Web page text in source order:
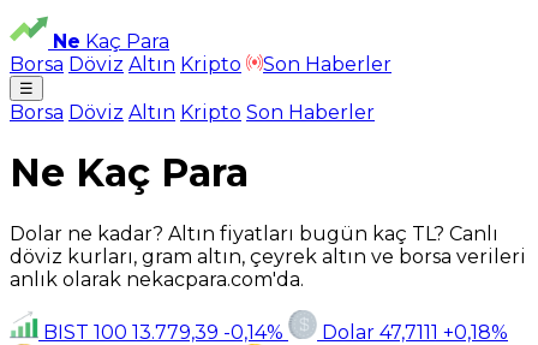
Ne Kaç Para
Borsa Döviz Altın Kripto Son Haberler
☰
Borsa Döviz Altın Kripto Son Haberler
Ne Kaç Para
Dolar ne kadar? Altın fiyatları bugün kaç TL? Canlı
döviz kurları, gram altın, çeyrek altın ve borsa verileri
anlık olarak nekacpara.com'da.
BIST 100 13.779,39 -0,14% Dolar 47,7111 +0,18%